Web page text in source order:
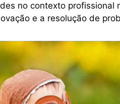
no contexto profissional
e a resolução de